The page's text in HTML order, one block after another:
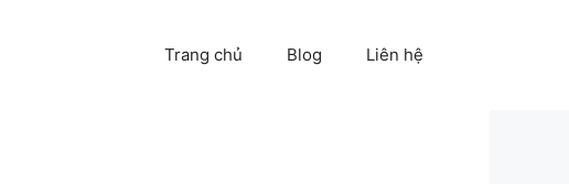
Trang chủ Blog Liên hệ